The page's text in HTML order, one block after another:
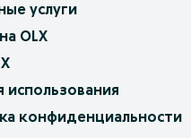
услуги
OLX
использования
конфиденциальности